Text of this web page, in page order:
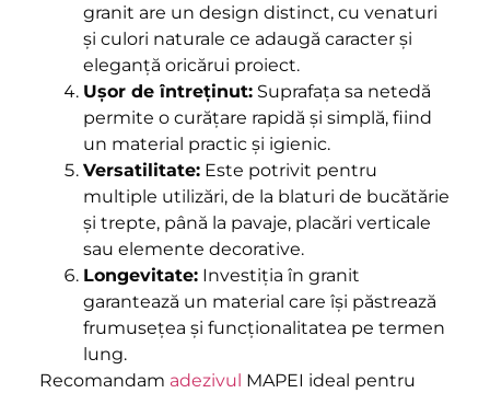
granit are un design distinct, cu venaturi
și culori naturale ce adaugă caracter și
eleganță oricărui proiect.
Ușor de întreținut:Suprafața sa netedă
permite o curățare rapidă și simplă, fiind
un material practic și igienic.
Versatilitate:Este potrivit pentru
multiple utilizări, de la blaturi de bucătărie
și trepte, până la pavaje, placări verticale
sau elemente decorative.
Longevitate:Investiția în granit
garantează un material care își păstrează
frumusețea și funcționalitatea pe termen
lung.
Recomandam adezivul MAPEI ideal pentru